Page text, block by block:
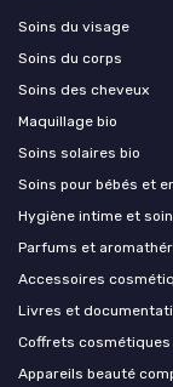
Soins du visage
Soins du corps
Soins des cheveux
Maquillage bio
Soins solaires bio
Soins pour bébés et
Hygiène intime et
Parfums et
Accessoires
Livres et
Coffrets
Appareils beauté